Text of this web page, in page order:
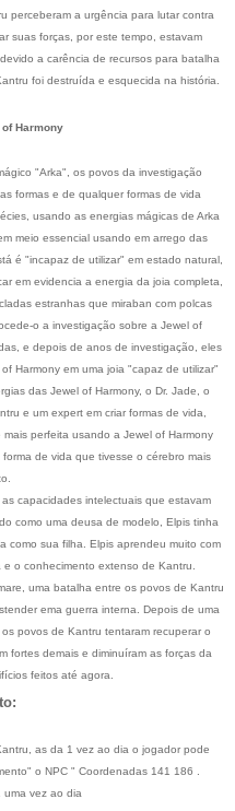
perceberam a urgência para lutar contra
suas forças, por este tempo, estavam
a carência de recursos para batalha
foi destruída e esquecida na história.
Harmony
"Arka", os povos da investigação
formas e de qualquer formas de vida
usando as energias mágicas de Arka
meio essencial usando em arrego das
é "incapaz de utilizar" em estado natural,
em evidencia a energia da joia completa,
estranhas que miraban com polcas
o a investigação sobre a Jewel of
e depois de anos de investigação, eles
Harmony em uma joia "capaz de utilizar"
das Jewel of Harmony, o Dr. Jade, o
e um expert em criar formas de vida,
perfeita usando a Jewel of Harmony
de vida que tivesse o cérebro mais
capacidades intelectuais que estavam
como uma deusa de modelo, Elpis tinha
como sua filha. Elpis aprendeu muito com
o conhecimento extenso de Kantru.
uma batalha entre os povos de Kantru
ema guerra interna. Depois de uma
povos de Kantru tentaram recuperar o
fortes demais e diminuíram as forças da
feitos até agora.
as da 1 vez ao dia o jogador pode
o NPC " Coordenadas 141 186 .
uma vez ao dia